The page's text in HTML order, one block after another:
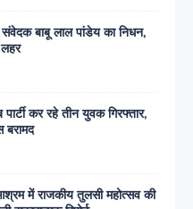
संवेदक बाबू लाल पांडेय का निधन,
कर रहे तीन युवक गिरफ्तार,
में राजकीय तुलसी महोत्सव की